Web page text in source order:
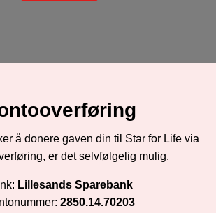
å donere gaven din til Star for Life via
er det selvfølgelig mulig.
Lillesands Sparebank
2850.14.70203